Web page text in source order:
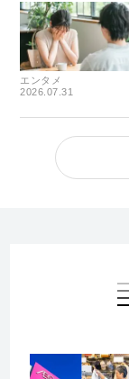
エンタメ
2026.07.31